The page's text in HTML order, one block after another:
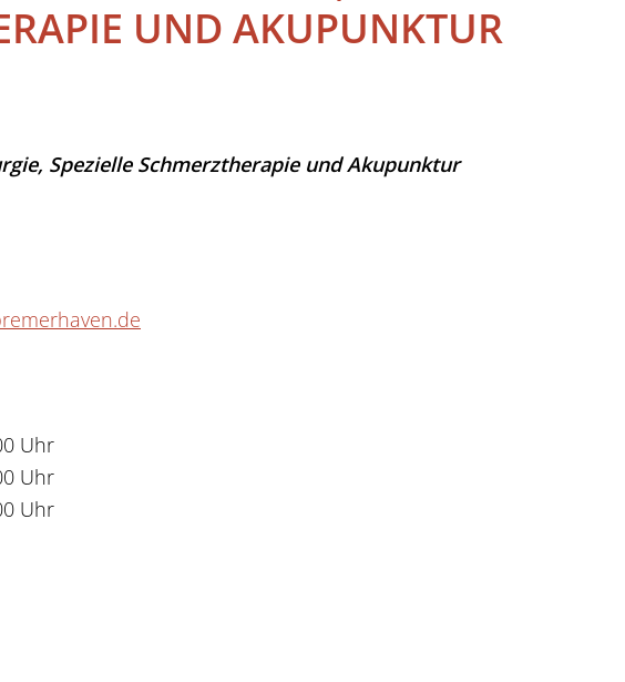
UND AKUPUNKTUR
Spezielle Schmerztherapie und Akupunktur
Uhr
Uhr
Uhr